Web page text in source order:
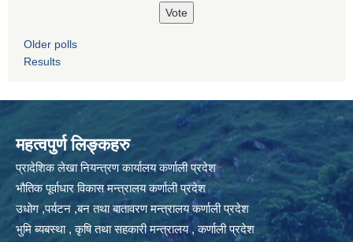
Older polls
Results
महत्वपुर्ण लिङ्कहरु
प्रादेशिक लेखा नियन्त्रण कार्यालय कर्णाली प्रदेश
भौतिक पूर्वाधार विकास मन्त्रालय कर्णाली प्रदेश
उधोग ,पर्यटन ,बन तथा बातावरण मन्त्रालय कर्णाली प्रदेश
भुमि ब्यबस्था , कृषि तथा सहकारी मन्त्रालय , कर्णाली प्रदेश